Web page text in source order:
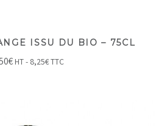
ISSU DU BIO – 75CL
€ HT - 8,25€TTC